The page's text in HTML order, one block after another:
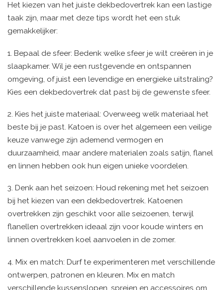
Het kiezen van het juiste dekbedovertrek kan een lastige
taak zijn, maar met deze tips wordt het een stuk
gemakkelijker:
1. Bepaal de sfeer: Bedenk welke sfeer je wilt creëren in je
slaapkamer. Wil je een rustgevende en ontspannen
omgeving, of juist een levendige en energieke uitstraling?
Kies een dekbedovertrek dat past bij de gewenste sfeer.
2. Kies het juiste materiaal: Overweeg welk materiaal het
beste bij je past. Katoen is over het algemeen een veilige
keuze vanwege zijn ademend vermogen en
duurzaamheid, maar andere materialen zoals satijn, flanel
en linnen hebben ook hun eigen unieke voordelen.
3. Denk aan het seizoen: Houd rekening met het seizoen
bij het kiezen van een dekbedovertrek. Katoenen
overtrekken zijn geschikt voor alle seizoenen, terwijl
flanellen overtrekken ideaal zijn voor koude winters en
linnen overtrekken koel aanvoelen in de zomer.
4. Mix en match: Durf te experimenteren met verschillende
ontwerpen, patronen en kleuren. Mix en match
verschillende kussenslopen, spreien en accessoires om